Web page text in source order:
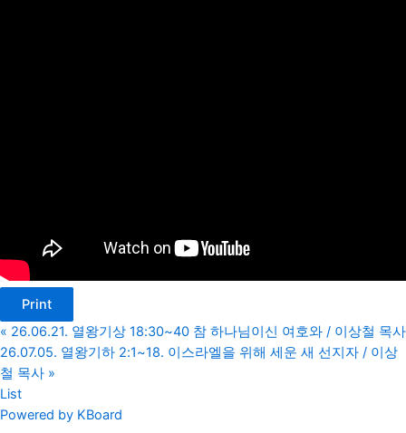
Print
« 26.06.21. 열왕기상 18:30~40 참 하나님이신 여호와 / 이상철 목사
26.07.05. 열왕기하 2:1~18. 이스라엘을 위해 세운 새 선지자 / 이상
철 목사 »
List
Powered by KBoard